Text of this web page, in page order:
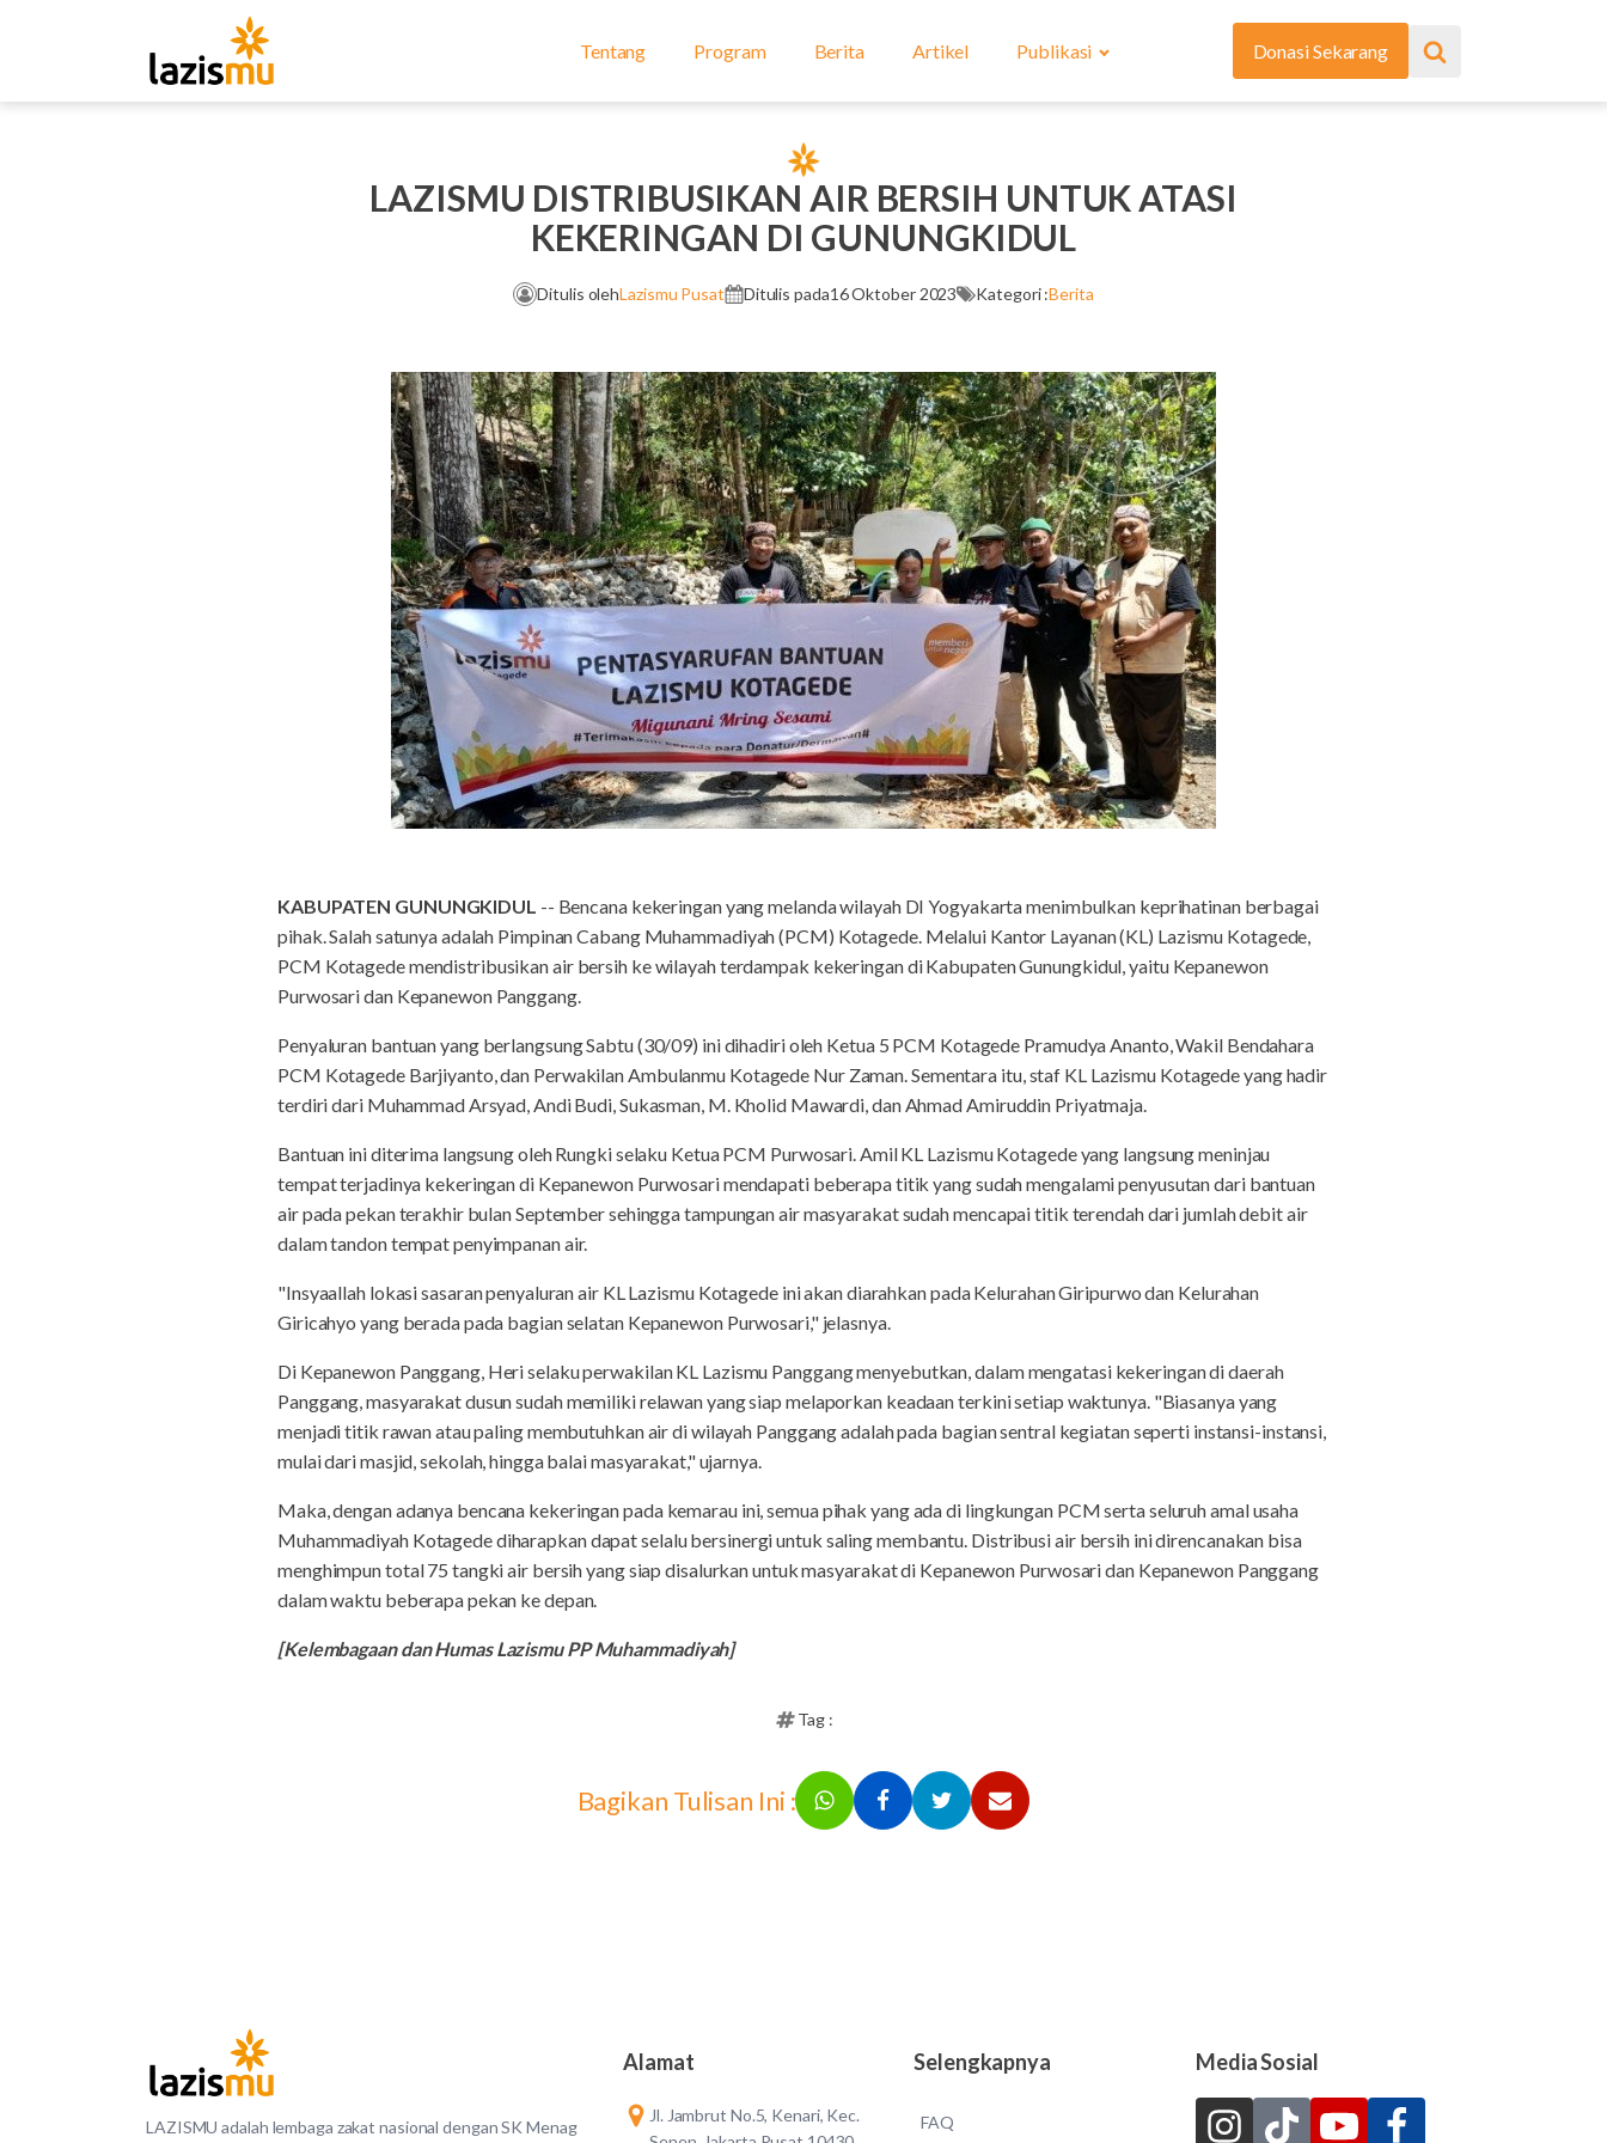
Tentang Program Berita Artikel Publikasi Donasi Sekarang
LAZISMU DISTRIBUSIKAN AIR BERSIH UNTUK ATASI
KEKERINGAN DI GUNUNGKIDUL
Ditulis olehLazismu Pusat Ditulis pada16 Oktober 2023 Kategori :Berita
KABUPATEN GUNUNGKIDUL -- Bencana kekeringan yang melanda wilayah DI Yogyakarta menimbulkan keprihatinan berbagai
pihak. Salah satunya adalah Pimpinan Cabang Muhammadiyah (PCM) Kotagede. Melalui Kantor Layanan (KL) Lazismu Kotagede,
PCM Kotagede mendistribusikan air bersih ke wilayah terdampak kekeringan di Kabupaten Gunungkidul, yaitu Kepanewon
Purwosari dan Kepanewon Panggang.
Penyaluran bantuan yang berlangsung Sabtu (30/09) ini dihadiri oleh Ketua 5 PCM Kotagede Pramudya Ananto, Wakil Bendahara
PCM Kotagede Barjiyanto, dan Perwakilan Ambulanmu Kotagede Nur Zaman. Sementara itu, staf KL Lazismu Kotagede yang hadir
terdiri dari Muhammad Arsyad, Andi Budi, Sukasman, M. Kholid Mawardi, dan Ahmad Amiruddin Priyatmaja.
Bantuan ini diterima langsung oleh Rungki selaku Ketua PCM Purwosari. Amil KL Lazismu Kotagede yang langsung meninjau
tempat terjadinya kekeringan di Kepanewon Purwosari mendapati beberapa titik yang sudah mengalami penyusutan dari bantuan
air pada pekan terakhir bulan September sehingga tampungan air masyarakat sudah mencapai titik terendah dari jumlah debit air
dalam tandon tempat penyimpanan air.
"Insyaallah lokasi sasaran penyaluran air KL Lazismu Kotagede ini akan diarahkan pada Kelurahan Giripurwo dan Kelurahan
Giricahyo yang berada pada bagian selatan Kepanewon Purwosari," jelasnya.
Di Kepanewon Panggang, Heri selaku perwakilan KL Lazismu Panggang menyebutkan, dalam mengatasi kekeringan di daerah
Panggang, masyarakat dusun sudah memiliki relawan yang siap melaporkan keadaan terkini setiap waktunya. "Biasanya yang
menjadi titik rawan atau paling membutuhkan air di wilayah Panggang adalah pada bagian sentral kegiatan seperti instansi-instansi,
mulai dari masjid, sekolah, hingga balai masyarakat," ujarnya.
Maka, dengan adanya bencana kekeringan pada kemarau ini, semua pihak yang ada di lingkungan PCM serta seluruh amal usaha
Muhammadiyah Kotagede diharapkan dapat selalu bersinergi untuk saling membantu. Distribusi air bersih ini direncanakan bisa
menghimpun total 75 tangki air bersih yang siap disalurkan untuk masyarakat di Kepanewon Purwosari dan Kepanewon Panggang
dalam waktu beberapa pekan ke depan.
[Kelembagaan dan Humas Lazismu PP Muhammadiyah]
Tag :
Bagikan Tulisan Ini :
LAZISMU adalah lembaga zakat nasional dengan SK Menag
Alamat
Jl. Jambrut No.5, Kenari, Kec.
Selengkapnya
FAQ
Media Sosial